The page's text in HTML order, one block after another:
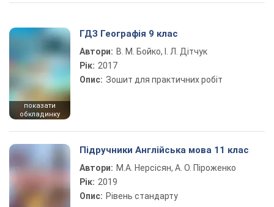
показати
обкладинку
ГДЗ Географія 9 клас
Автори: В. М. Бойко, І. Л. Дітчук
Рік: 2017
Опис: Зошит для практичних робіт
Підручники Англійська мова 11 клас
Автори: М.А. Нерсісян, А. О. Піроженко
Рік: 2019
Опис: Рівень стандарту